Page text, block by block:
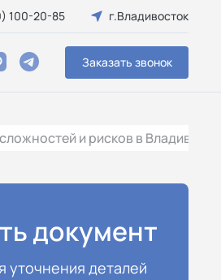
100-20-85 г.Владивосток
Заказать звонок
и рисков в
документ
уточнения деталей